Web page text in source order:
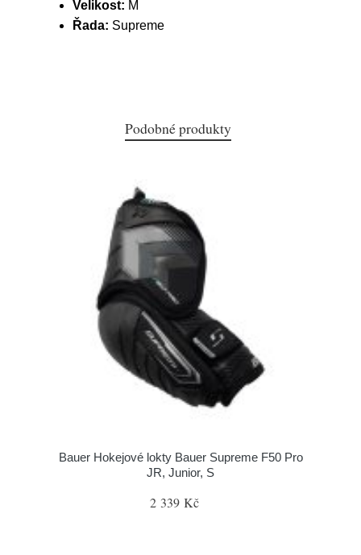
Velikost: M
Řada: Supreme
Podobné produkty
Bauer Hokejové lokty Bauer Supreme F50 Pro
JR, Junior, S
2 339 Kč